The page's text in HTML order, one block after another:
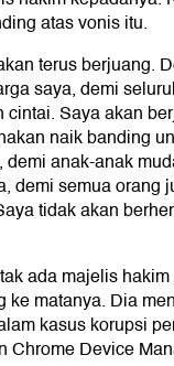
atas vonis itu.
terus berjuang.
saya, demi
cintai. Saya akan
naik banding
anak-anak
demi semua orang
tidak akan
ada majelis
ke matanya. Dia
kasus korupsi
Chrome Device